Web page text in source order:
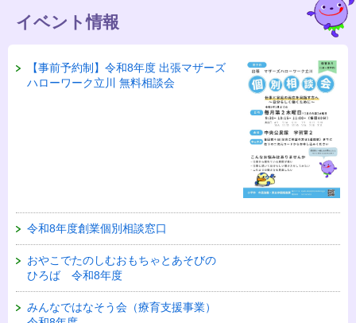
イベント情報
【事前予約制】令和8年度 出張マザーズ
ハローワーク立川 無料相談会
令和8年度創業個別相談窓口
おやこでたのしむおもちゃとあそびの
ひろば 令和8年度
みんなではなそう会（療育支援事業）